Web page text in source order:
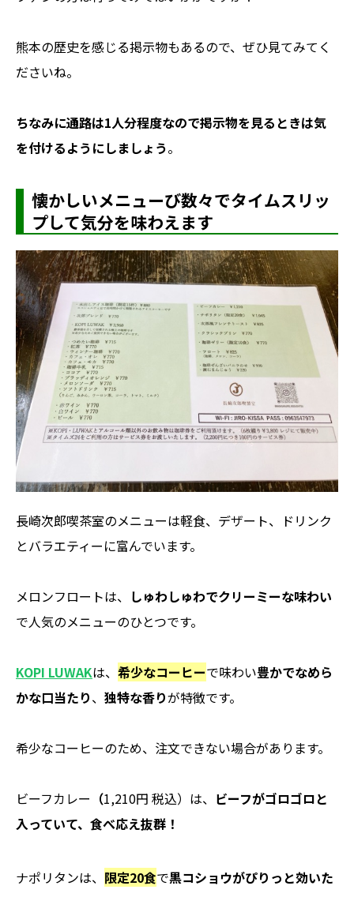
熊本の歴史を感じる掲示物もあるので、 ぜひ見てみてく
ださいね。
ちなみに通路は1人分程度なので掲示物を見るときは気
を付けるようにしましょう。
懐かしいメニューび数々でタイムスリッ
プして気分を味わえます
長崎次郎喫茶室のメニューは軽食、デザート、ドリンク
とバラエティーに富んでいます。
メロンフロートは、 しゅわしゅわでクリーミーな味わい
で人気のメニューのひとつです。
KOPI LUWAKは、 希少なコーヒーで味わい豊かでなめら
かな口当たり、 独特な香りが特徴です。
希少なコーヒーのため、注文できない場合があります。
ビーフカレー （1,210円 税込）は、 ビーフがゴロゴロと
入っていて、食べ応え抜群！
ナポリタンは、 限定20食で黒コショウがぴりっと効いた